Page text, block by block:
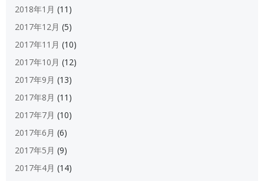
2018年1月 (11)
2017年12月 (5)
2017年11月 (10)
2017年10月 (12)
2017年9月 (13)
2017年8月 (11)
2017年7月 (10)
2017年6月 (6)
2017年5月 (9)
2017年4月 (14)